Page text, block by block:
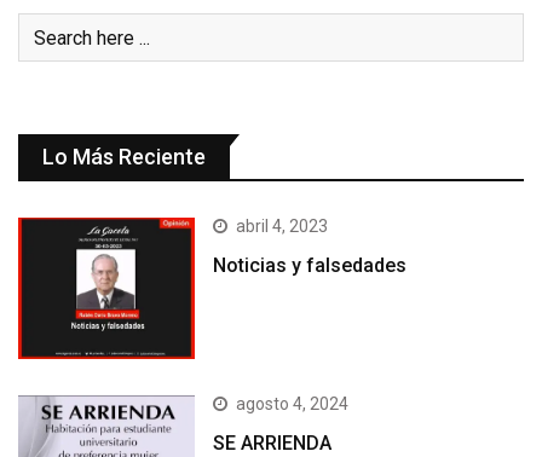
Lo Más Reciente
abril 4, 2023
Noticias y falsedades
agosto 4, 2024
SE ARRIENDA